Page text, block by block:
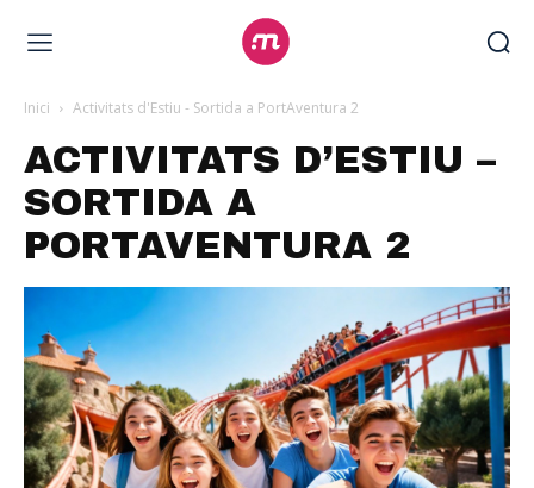
Inici Activitats d'Estiu - Sortida a PortAventura 2
ACTIVITATS D’ESTIU –
SORTIDA A
PORTAVENTURA 2